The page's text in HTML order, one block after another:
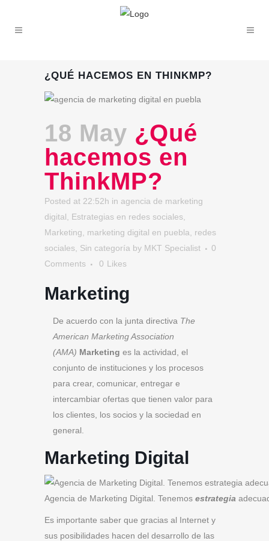
¿QUÉ HACEMOS EN THINKMP?
18 May ¿Qué
hacemos en
ThinkMP?
Posted at 22:52h in agencia de marketing
digital
Estrategias en redes sociales
Marketing
marketing digital en puebla
redes
sociales
Sin categoría by MKT Specialist
0
Comments
0 Likes
Marketing
De acuerdo con la junta directiva The
American Marketing Association
(AMA) Marketing es la actividad, el
conjunto de instituciones y los procesos
para crear, comunicar, entregar e
intercambiar ofertas que tienen valor para
los clientes, los socios y la sociedad en
general.
Marketing Digital
Agencia de Marketing Digital. Tenemos estrategia
Es importante saber que gracias al Internet y
sus posibilidades hacen del desarrollo de las